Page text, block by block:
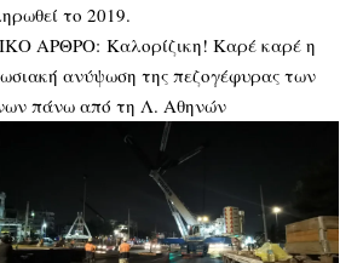
το 2019.
ΑΡΘΡΟ: Καλορίζικη! Καρέ καρέ η
ανύψωση της πεζογέφυρας των
πάνω από τη Λ. Αθηνών